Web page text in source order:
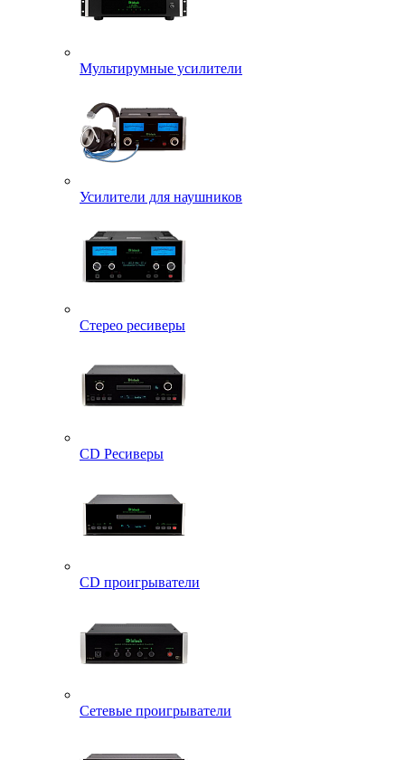
Мультирумные усилители
Усилители для наушников
Стерео ресиверы
CD Ресиверы
CD проигрыватели
Сетевые проигрыватели